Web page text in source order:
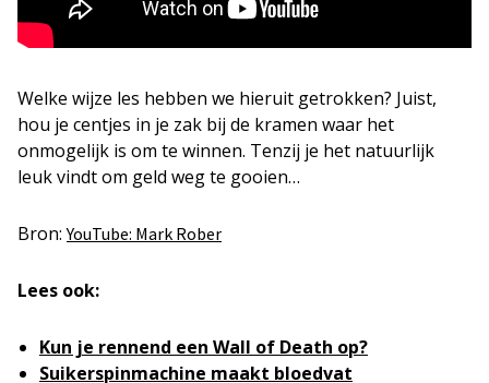
Welke wijze les hebben we hieruit getrokken? Juist,
hou je centjes in je zak bij de kramen waar het
onmogelijk is om te winnen. Tenzij je het natuurlijk
leuk vindt om geld weg te gooien…
Bron:YouTube: Mark Rober
Lees ook:
Kun je rennend een Wall of Death op?
Suikerspinmachine maakt bloedvat